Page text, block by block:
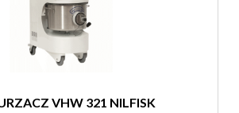
VHW 321 NILFISK